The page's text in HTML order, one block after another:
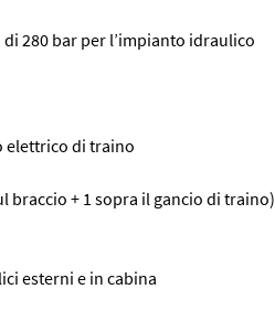
280 bar per l’impianto idraulico
elettrico di traino
braccio + 1 sopra il gancio di traino)
esterni e in cabina